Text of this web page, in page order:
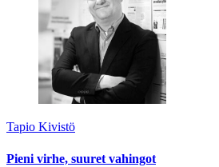
Tapio Kivistö
Pieni virhe, suuret vahingot